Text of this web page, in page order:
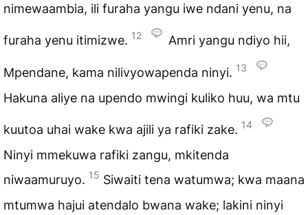
nimewaambia, ili furaha yangu iwe ndani yenu, na
furaha yenu itimizwe. 12 Amri yangu ndiyo hii,
Mpendane, kama nilivyowapenda ninyi. 13
Hakuna aliye na upendo mwingi kuliko huu, wa mtu
kuutoa uhai wake kwa ajili ya rafiki zake. 14
Ninyi mmekuwa rafiki zangu, mkitenda
niwaamuruyo. 15 Siwaiti tena watumwa; kwa maana
mtumwa hajui atendalo bwana wake; lakini ninyi